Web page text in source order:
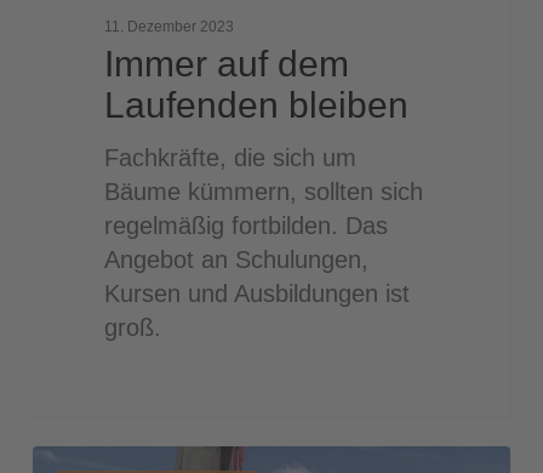
11. Dezember 2023
Immer auf dem
Laufenden bleiben
Fachkräfte, die sich um
Bäume kümmern, sollten sich
regelmäßig fortbilden. Das
Angebot an Schulungen,
Kursen und Ausbildungen ist
groß.